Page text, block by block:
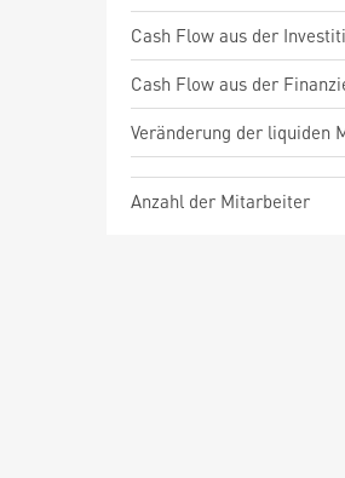
Cash Flow aus der
Cash Flow aus der
Veränderung der liquiden
Anzahl der Mitarbeiter